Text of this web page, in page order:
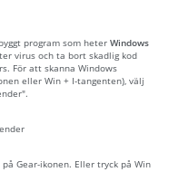
program som heter Windows
virus och ta bort skadlig kod
För att skanna Windows
eller Win + I-tangenten), välj
Gear-ikonen. Eller tryck på Win